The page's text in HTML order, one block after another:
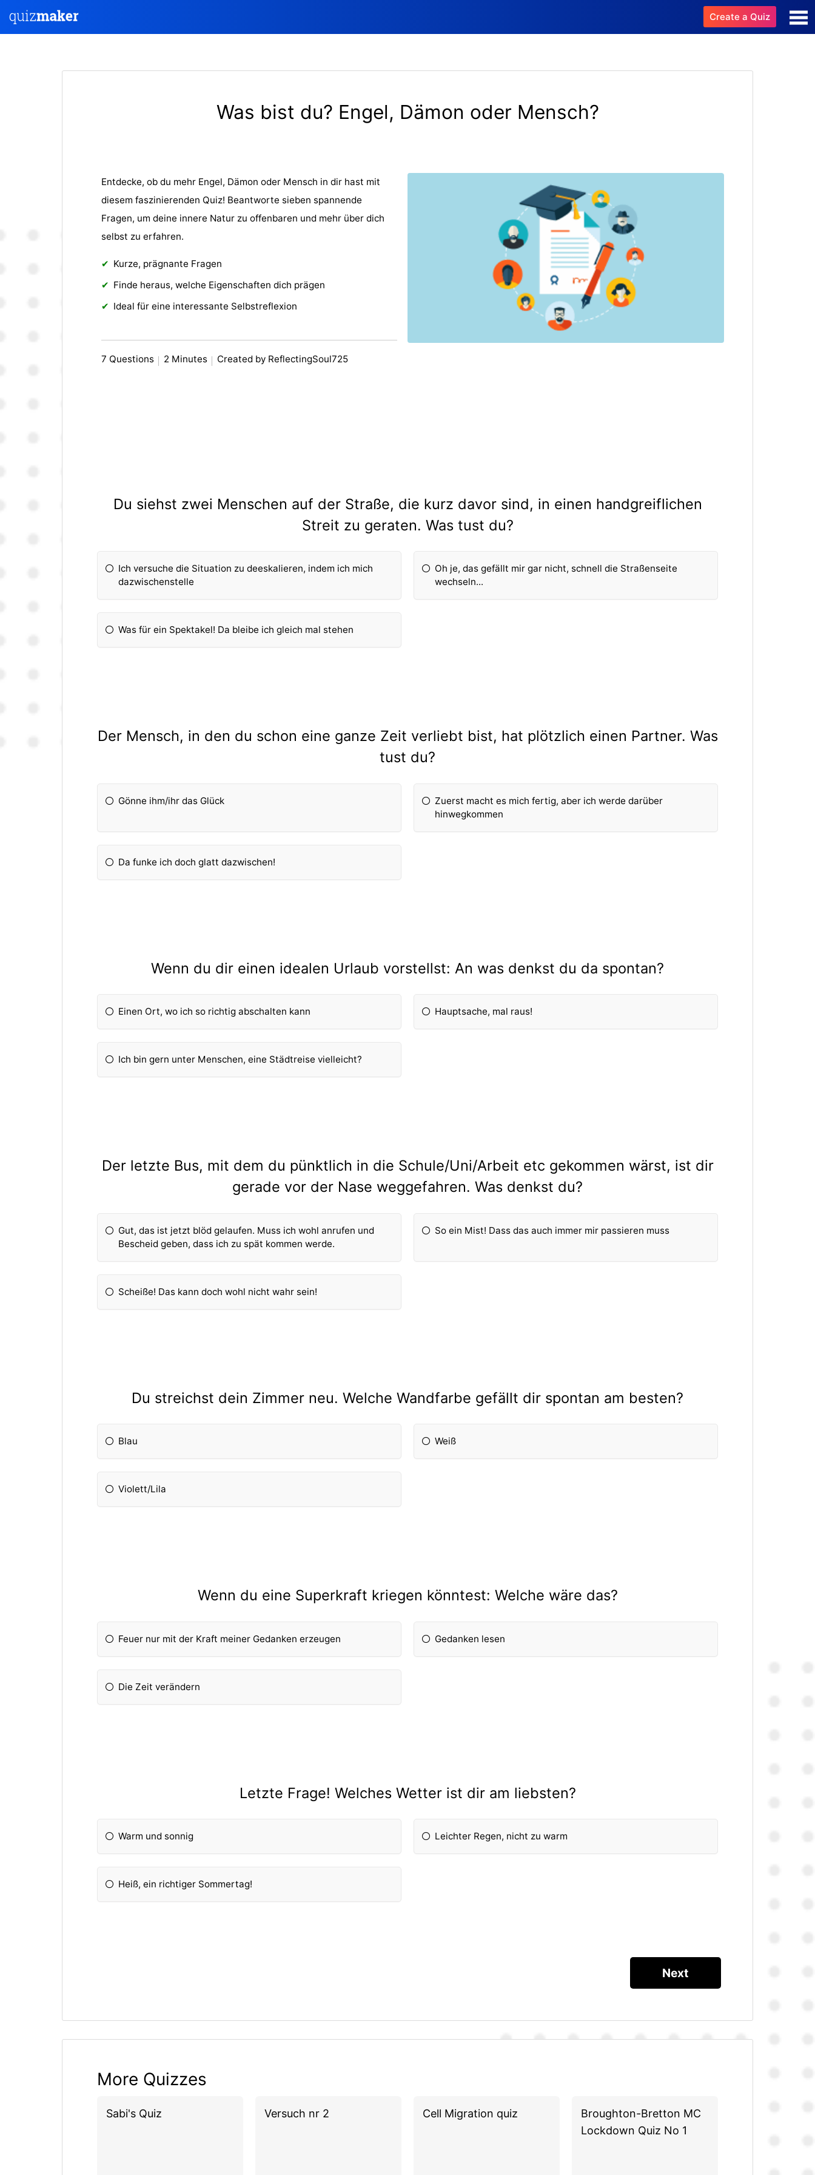
Create a Quiz
Was bist du? Engel, Dämon oder Mensch?
Entdecke, ob du mehr Engel, Dämon oder Mensch in dir hast mit
diesem faszinierenden Quiz! Beantworte sieben spannende
Fragen, um deine innere Natur zu offenbaren und mehr über dich
selbst zu erfahren.
Kurze, prägnante Fragen
Finde heraus, welche Eigenschaften dich prägen
Ideal für eine interessante Selbstreflexion
7 Questions 2 Minutes Created by ReflectingSoul725
Du siehst zwei Menschen auf der Straße, die kurz davor sind, in einen handgreiflichen
Streit zu geraten. Was tust du?
Ich versuche die Situation zu deeskalieren, indem ich mich
dazwischenstelle
Oh je, das gefällt mir gar nicht, schnell die Straßenseite
wechseln...
Was für ein Spektakel! Da bleibe ich gleich mal stehen
Der Mensch, in den du schon eine ganze Zeit verliebt bist, hat plötzlich einen Partner. Was
tust du?
Gönne ihm/ihr das Glück
Zuerst macht es mich fertig, aber ich werde darüber
hinwegkommen
Da funke ich doch glatt dazwischen!
Wenn du dir einen idealen Urlaub vorstellst: An was denkst du da spontan?
Einen Ort, wo ich so richtig abschalten kann Hauptsache, mal raus!
Ich bin gern unter Menschen, eine Städtreise vielleicht?
Der letzte Bus, mit dem du pünktlich in die Schule/Uni/Arbeit etc gekommen wärst, ist dir
gerade vor der Nase weggefahren. Was denkst du?
Gut, das ist jetzt blöd gelaufen. Muss ich wohl anrufen und
Bescheid geben, dass ich zu spät kommen werde.
So ein Mist! Dass das auch immer mir passieren muss
Scheiße! Das kann doch wohl nicht wahr sein!
Du streichst dein Zimmer neu. Welche Wandfarbe gefällt dir spontan am besten?
Blau Weiß
Violett/Lila
Wenn du eine Superkraft kriegen könntest: Welche wäre das?
Feuer nur mit der Kraft meiner Gedanken erzeugen Gedanken lesen
Die Zeit verändern
Letzte Frage! Welches Wetter ist dir am liebsten?
Warm und sonnig Leichter Regen, nicht zu warm
Heiß, ein richtiger Sommertag!
More Quizzes
Sabi's Quiz Versuch nr 2 Cell Migration quiz
Broughton-Bretton MC
Lockdown Quiz No 1